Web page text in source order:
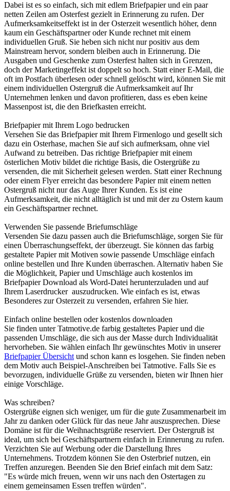
Dabei ist es so einfach, sich mit edlem Briefpapier und ein paar
netten Zeilen am Osterfest gezielt in Erinnerung zu rufen. Der
Aufmerksamkeitseffekt ist in der Osterzeit wesentlich höher, denn
kaum ein Geschäftspartner oder Kunde rechnet mit einem
individuellen Gruß. Sie heben sich nicht nur positiv aus dem
Mainstream hervor, sondern bleiben auch in Erinnerung. Die
Ausgaben und Geschenke zum Osterfest halten sich in Grenzen,
doch der Marketingeffekt ist doppelt so hoch. Statt einer E-Mail, die
oft im Postfach überlesen oder schnell gelöscht wird, können Sie mit
einem individuellen Ostergruß die Aufmerksamkeit auf Ihr
Unternehmen lenken und davon profitieren, dass es eben keine
Massenpost ist, die den Briefkasten erreicht.
Briefpapier mit Ihrem Logo bedrucken
Versehen Sie das Briefpapier mit Ihrem Firmenlogo und gesellt sich
dazu ein Osterhase, machen Sie auf sich aufmerksam, ohne viel
Aufwand zu betreiben. Das richtige Briefpapier mit einem
österlichen Motiv bildet die richtige Basis, die Ostergrüße zu
versenden, die mit Sicherheit gelesen werden. Statt einer Rechnung
oder einem Flyer erreicht das besondere Papier mit einem netten
Ostergruß nicht nur das Auge Ihrer Kunden. Es ist eine
Aufmerksamkeit, die nicht alltäglich ist und mit der zu Ostern kaum
ein Geschäftspartner rechnet.
Verwenden Sie passende Briefumschläge
Versenden Sie dazu passen auch die Briefumschläge, sorgen Sie für
einen Überraschungseffekt, der überzeugt. Sie können das farbig
gestaltete Papier mit Motiven sowie passende Umschläge einfach
online bestellen und Ihre Kunden überraschen. Alternativ haben Sie
die Möglichkeit, Papier und Umschläge auch kostenlos im
Briefpapier Download als Word-Datei herunterzuladen und auf
Ihrem Laserdrucker auszudrucken. Wie einfach es ist, etwas
Besonderes zur Osterzeit zu versenden, erfahren Sie hier.
Einfach online bestellen oder kostenlos downloaden
Sie finden unter Tatmotive.de farbig gestaltetes Papier und die
passenden Umschläge, die sich aus der Masse durch Individualität
hervorheben. Sie wählen einfach Ihr gewünschtes Motiv in unserer
Briefpapier Übersicht und schon kann es losgehen. Sie finden neben
dem Motiv auch Beispiel-Anschreiben bei Tatmotive. Falls Sie es
bevorzugen, individuelle Grüße zu versenden, bieten wir Ihnen hier
einige Vorschläge.
Was schreiben?
Ostergrüße eignen sich weniger, um für die gute Zusammenarbeit im
Jahr zu danken oder Glück für das neue Jahr auszusprechen. Diese
Domäne ist für die Weihnachtsgrüße reserviert. Der Ostergruß ist
ideal, um sich bei Geschäftspartnern einfach in Erinnerung zu rufen.
Verzichten Sie auf Werbung oder die Darstellung Ihres
Unternehmens. Trotzdem können Sie den Osterbrief nutzen, ein
Treffen anzuregen. Beenden Sie den Brief einfach mit dem Satz:
"Es würde mich freuen, wenn wir uns nach den Ostertagen zu
einem gemeinsamen Essen treffen würden".